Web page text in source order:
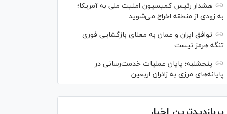
هشدار رئیس کمیسیون امنیت ملی به آمریکا؛
به زودی از منطقه اخراج می‌شوید
توافق ایران و عمان به معنای بازگشایی فوری
تنگه هرمز نیست
پنجشنبه؛ پایان ﻋﻤﻠﯿﺎﺕ ﺧﺪﻣﺖ‌ﺭﺳﺎﻧﯽ در
پایانه‌های مرزی ﺑﻪ ﺯﺍﺋﺮان ﺍﺭﺑﻌﯿﻦ